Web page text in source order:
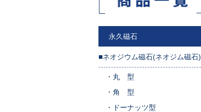
永久磁石
■ネオジウム磁石(ネオジム磁石)
・ 丸 型
・ 角 型
・
ドーナッツ型